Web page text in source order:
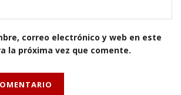
correo electrónico y web en este
la próxima vez que comente.